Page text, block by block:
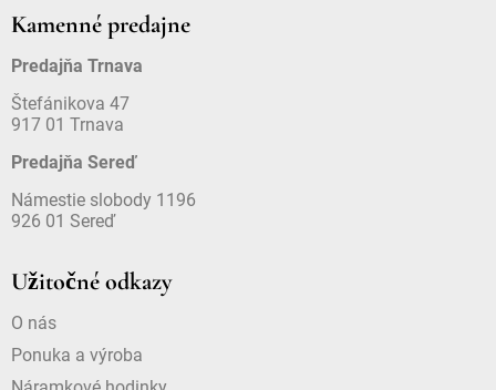
Kamenné predajne
Predajňa Trnava
Štefánikova 47
917 01 Trnava
Predajňa Sereď
Námestie slobody 1196
926 01 Sereď
Užitočné odkazy
O nás
Ponuka a výroba